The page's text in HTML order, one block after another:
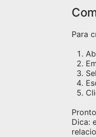
Para
Dica: